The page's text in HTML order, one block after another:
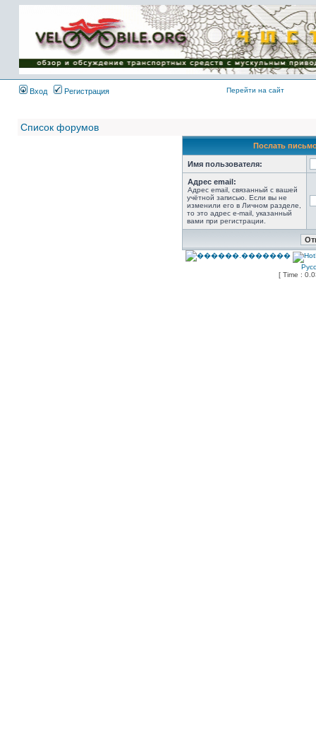
Имя пользователя:
Пароль:
{ LOG_ME_IN_SHORT
}
Вход
Регистрация Перейти на сайт
Список форумов
Послать
Имя пользователя:
Адрес email:
Адрес email, связанный с вашей
учётной записью. Если вы не
изменили его в Личном разделе,
то это адрес e-mail, указанный
вами при регистрации.
[ Time :